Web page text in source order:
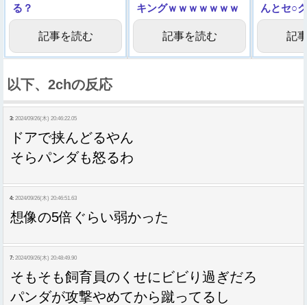
る？
記事を読む
キングｗｗｗｗｗｗｗ
ｗｗｗｗ
記事を読む
んとセ○
た…」⇒
記
以下、2chの反応
3: 2024/09/26(木) 20:46:22.05
ドアで挟んどるやん
そらパンダも怒るわ
4: 2024/09/26(木) 20:46:51.63
想像の5倍ぐらい弱かった
7: 2024/09/26(木) 20:48:49.90
そもそも飼育員のくせにビビり過ぎだろ
パンダが攻撃やめてから蹴ってるし